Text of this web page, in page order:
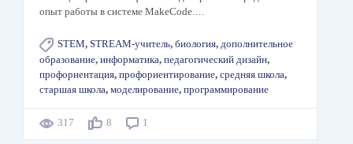
опыт работы в системе MakeCode.…
STEM, STREAM-учитель, биология, дополнительное
образование, информатика, педагогический дизайн,
профориентация, профориентирование, средняя школа,
старшая школа, моделирование, программирование
317 8 1